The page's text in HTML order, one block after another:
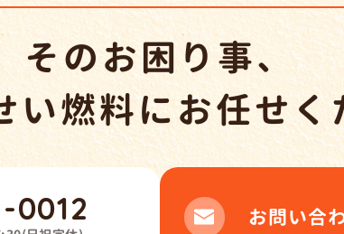
そのお困り事、
い燃料にお任せ
0012 お問い合